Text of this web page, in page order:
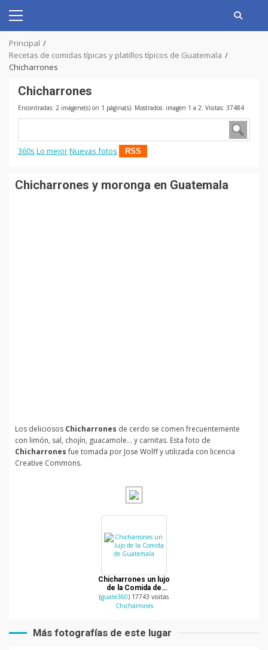
content
Primary
Principal
Recetas de comidas típicas y platillos típicos de Guatemala
Chicharrones
Chicharrones
Encontradas: 2 imágene(s) on 1 página(s). Mostrados: imagen 1 a 2. Visitas: 37484
360s Lo mejorNuevas fotos RSS
Chicharrones y moronga en Guatemala
Los deliciosos Chicharrones de cerdo se comen frecuentemente
con limón, sal, chojín, guacamole... y carnitas. Esta foto de
Chicharronesfue tomada por Jose Wolff y utilizada con licencia
Creative Commons.
Chicharrones un lujo
de la Comida de
Guatemala
(guate360) 17743 visitas
Chicharrones
Más fotografías de este lugar